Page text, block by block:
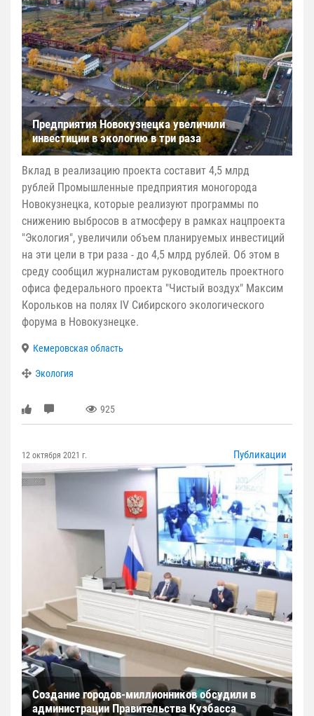
Предприятия Новокузнецка увеличили
инвестиции в экологию в три раза
Вклад в реализацию проекта составит 4,5 млрд
рублей Промышленные предприятия моногорода
Новокузнецка, которые реализуют программы по
снижению выбросов в атмосферу в рамках нацпроекта
"Экология", увеличили объем планируемых инвестиций
на эти цели в три раза - до 4,5 млрд рублей. Об этом в
среду сообщил журналистам руководитель проектного
офиса федерального проекта "Чистый воздух" Максим
Корольков на полях IV Сибирского экологического
форума в Новокузнецке.
Кемеровская область
Экология
925
12 октября 2021 г. Публикации
Создание городов-миллионников обсудили в
администрации Правительства Кузбасса